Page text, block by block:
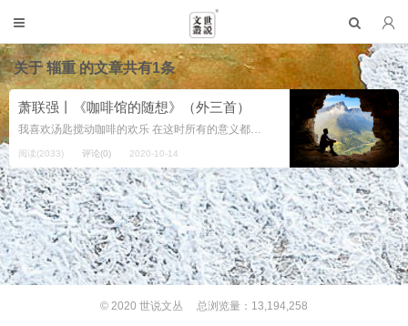
关于辎重的文章共有1条
萧联强丨《咖啡馆的随想》（外三首）
我喜欢汤匙搅动咖啡的欢乐 在这时所有的意义都会呈现 这时所有的一切都是真实的 不需要复述或者转述 所有的一切已经呈现在我面前 喝咖啡的快乐正在这种优雅上 没有意义也拒绝任何意义 夕阳透过彩绘的玻璃照耀着我 花纹投下...
阅读(2033) 评论(0) 2020-10-14
© 2020 世说文丛 总浏览量：13,194,258